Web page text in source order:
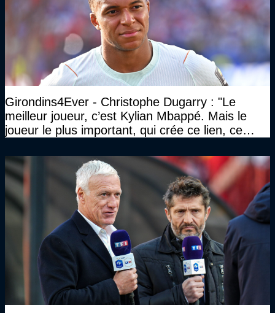
Girondins4Ever - Christophe Dugarry : "Le
meilleur joueur, c’est Kylian Mbappé. Mais le
joueur le plus important, qui crée ce lien, ce
c’est Michael Olise"